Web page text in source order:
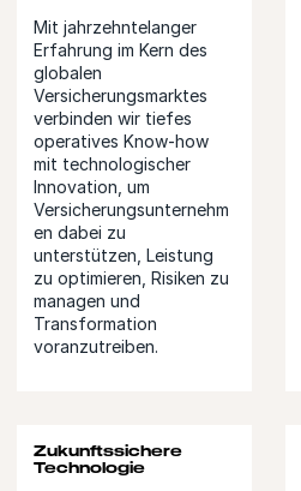
Mit jahrzehntelanger
Erfahrung im Kern des
globalen
Versicherungsmarktes
verbinden wir tiefes
operatives Know-how
mit technologischer
Innovation, um
Versicherungsunternehm
en dabei zu
unterstützen, Leistung
zu optimieren, Risiken zu
managen und
Transformation
voranzutreiben.
Zukunftssichere
Technologie